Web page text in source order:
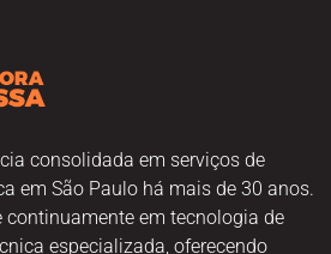
consolidada em serviços de
em São Paulo há mais de 30 anos.
continuamente em tecnologia de
especializada, oferecendo